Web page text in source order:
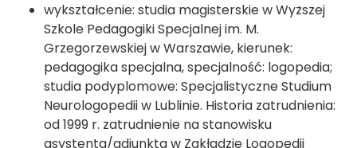
wykształcenie: studia magisterskie w Wyższej
Szkole Pedagogiki Specjalnej im. M.
Grzegorzewskiej w Warszawie, kierunek:
pedagogika specjalna, specjalność: logopedia;
studia podyplomowe: Specjalistyczne Studium
Neurologopedii w Lublinie. Historia zatrudnienia:
od 1999 r. zatrudnienie na stanowisku
asystenta/adiunkta w Zakładzie Logopedii